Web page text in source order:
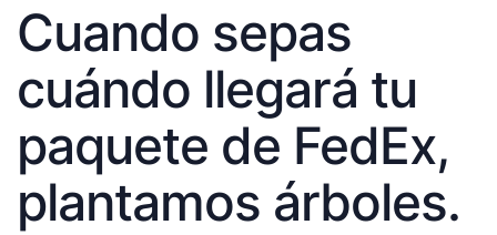
Cuando sepas
cuándo llegará tu
paquete de FedEx,
plantamos árboles.